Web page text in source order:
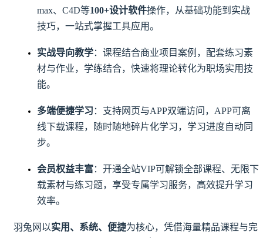
max、C4D等100+设计软件操作，从基础功能到实战
技巧，一站式掌握工具应用。
实战导向教学：课程结合商业项目案例，配套练习素
材与作业，学练结合，快速将理论转化为职场实用技
能。
多端便捷学习 ：支持网页与APP双端访问，APP可离
线下载课程，随时随地碎片化学习，学习进度自动同
步。
会员权益丰富：开通全站VIP可解锁全部课程、无限下
载素材与练习题，享受专属学习服务，高效提升学习
效率。
羽兔网以实用、系统、便捷为核心，凭借海量精品课程与完